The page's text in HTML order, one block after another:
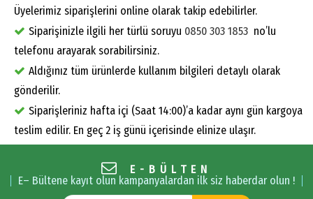
Üyelerimiz siparişlerini online olarak takip edebilirler.
Siparişinizle ilgili her türlü soruyu 0850 303 1853 no’lu
telefonu arayarak sorabilirsiniz.
Aldığınız tüm ürünlerde kullanım bilgileri detaylı olarak
gönderilir.
Siparişleriniz hafta içi (Saat 14:00)’a kadar aynı gün kargoya
teslim edilir. En geç 2 iş günü içerisinde elinize ulaşır.
E-BÜLTEN
E– Bültene kayıt olun kampanyalardan ilk siz haberdar olun !